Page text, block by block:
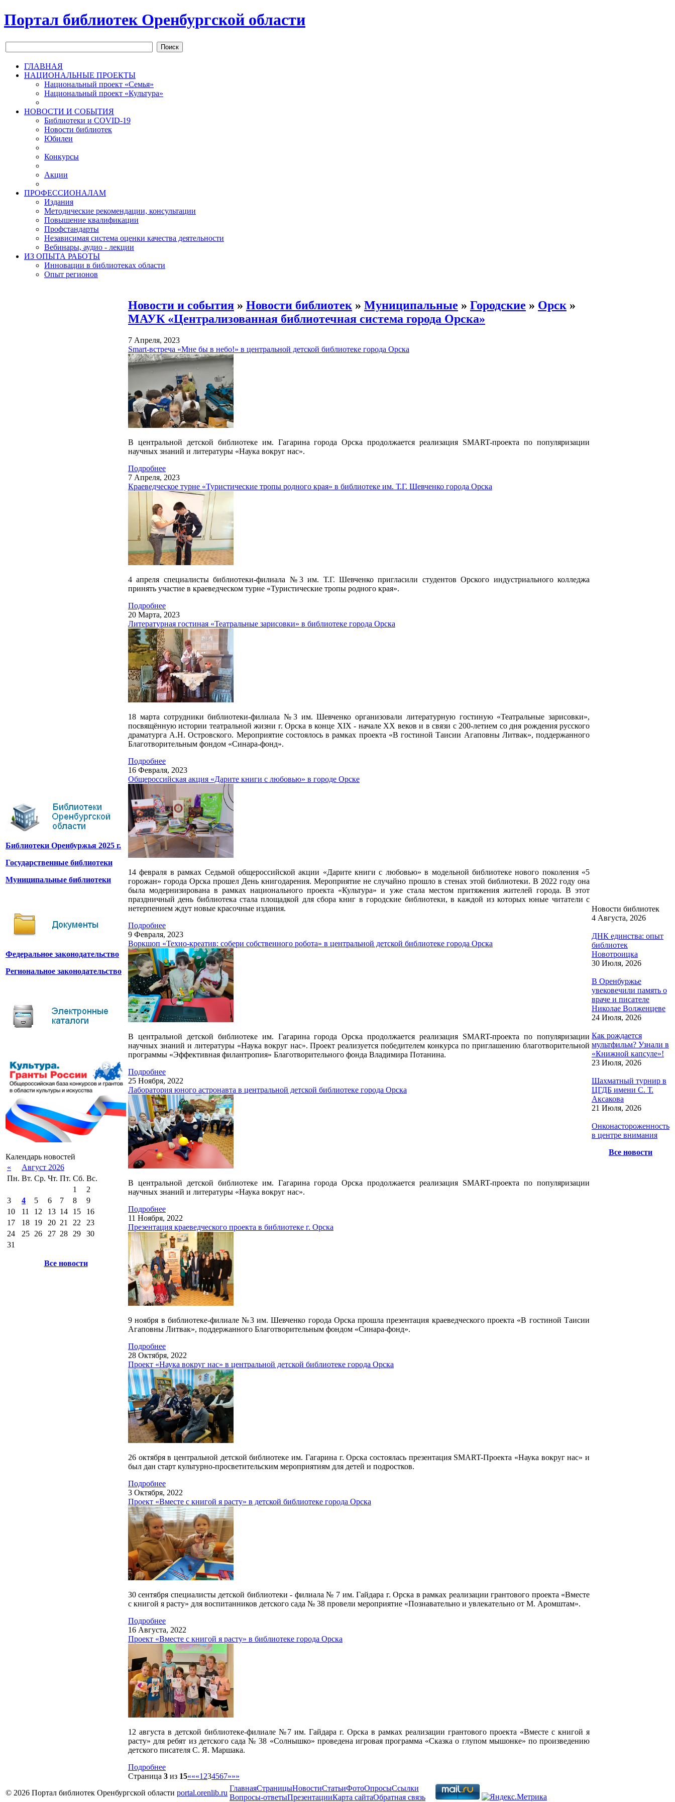
Портал библиотек Оренбургской области
Поиск
ГЛАВНАЯ
НАЦИОНАЛЬНЫЕ ПРОЕКТЫ
Национальный проект «Семья»
Национальный проект «Культура»
НОВОСТИ И СОБЫТИЯ
Библиотеки и COVID-19
Новости библиотек
Юбилеи
Конкурсы
Акции
ПРОФЕССИОНАЛАМ
Издания
Методические рекомендации, консультации
Повышение квалификации
Профстандарты
Независимая система оценки качества деятельности
Вебинары, аудио - лекции
ИЗ ОПЫТА РАБОТЫ
Инновации в библиотеках области
Опыт регионов
Библиотеки Оренбуржья 2025 г.
Государственные библиотеки
Муниципальные библиотеки
Федеральное законодательство
Региональное законодательство
Календарь новостей
«
Август 2026
Пн. Вт. Ср. Чт. Пт. Сб. Вс.
1
2
3
4 5 6 7 8
9
10
11 12 13 14 15
16
17
18 19 20 21 22
23
24
25 26 27 28 29
30
31
Все новости
Новости и события » Новости библиотек » Муниципальные » Городские » Орск »
МАУК «Централизованная библиотечная система города Орска»
7 Апреля, 2023
Smart-встреча «Мне бы в небо!» в центральной детской библиотеке города Орска
В центральной детской библиотеке им. Гагарина города Орска продолжается реализация SMART-проекта по популяризации
научных знаний и литературы «Наука вокруг нас».
Подробнее
7 Апреля, 2023
Краеведческое турне «Туристические тропы родного края» в библиотеке им. Т.Г. Шевченко города Орска
4 апреля специалисты библиотеки-филиала №3 им. Т.Г. Шевченко пригласили студентов Орского индустриального колледжа
принять участие в краеведческом турне «Туристические тропы родного края».
Подробнее
20 Марта, 2023
Литературная гостиная «Театральные зарисовки» в библиотеке города Орска
18 марта сотрудники библиотеки-филиала №3 им. Шевченко организовали литературную гостиную «Театральные зарисовки»,
посвящённую истории театральной жизни г. Орска в конце XIX - начале XX веков и в связи с 200-летием со дня рождения русского
драматурга А.Н. Островского. Мероприятие состоялось в рамках проекта «В гостиной Таисии Агаповны Литвак», поддержанного
Благотворительным фондом «Синара-фонд».
Подробнее
16 Февраля, 2023
Общероссийская акция «Дарите книги с любовью» в городе Орске
14 февраля в рамках Седьмой общероссийской акции «Дарите книги с любовью» в модельной библиотеке нового поколения «5
горожан» города Орска прошел День книгодарения. Мероприятие не случайно прошло в стенах этой библиотеки. В 2022 году она
была модернизирована в рамках национального проекта «Культура» и уже стала местом притяжения жителей города. В этот
праздничный день библиотека стала площадкой для сбора книг в городские библиотеки, в каждой из которых юные читатели с
нетерпением ждут новые красочные издания.
Подробнее
9 Февраля, 2023
Воркшоп «Техно-креатив: собери собственного робота» в центральной детской библиотеке города Орска
В центральной детской библиотеке им. Гагарина города Орска продолжается реализация SMART-проекта по популяризации
научных знаний и литературы «Наука вокруг нас». Проект реализуется победителем конкурса по приглашению благотворительной
программы «Эффективная филантропия» Благотворительного фонда Владимира Потанина.
Подробнее
25 Ноября, 2022
Лаборатория юного астронавта в центральной детской библиотеке города Орска
В центральной детской библиотеке им. Гагарина города Орска продолжается реализация SMART-проекта по популяризации
научных знаний и литературы «Наука вокруг нас».
Подробнее
11 Ноября, 2022
Презентация краеведческого проекта в библиотеке г. Орска
9 ноября в библиотеке-филиале №3 им. Шевченко города Орска прошла презентация краеведческого проекта «В гостиной Таисии
Агаповны Литвак», поддержанного Благотворительным фондом «Синара-фонд».
Подробнее
28 Октября, 2022
Проект «Наука вокруг нас» в центральной детской библиотеке города Орска
26 октября в центральной детской библиотеке им. Гагарина г. Орска состоялась презентация SMART-Проекта «Наука вокруг нас» и
был дан старт культурно-просветительским мероприятиям для детей и подростков.
Подробнее
3 Октября, 2022
Проект «Вместе с книгой я расту» в детской библиотеке города Орска
30 сентября специалисты детской библиотеки - филиала № 7 им. Гайдара г. Орска в рамках реализации грантового проекта «Вместе
с книгой я расту» для воспитанников детского сада № 38 провели мероприятие «Познавательно и увлекательно от М. Аромштам».
Подробнее
16 Августа, 2022
Проект «Вместе с книгой я расту» в библиотеке города Орска
12 августа в детской библиотеке-филиале №7 им. Гайдара г. Орска в рамках реализации грантового проекта «Вместе с книгой я
расту» для ребят из детского сада № 38 «Солнышко» проведена игровая программа «Сказка о глупом мышонке» по произведению
детского писателя С. Я. Маршака.
Подробнее
Страница 3 из 15«««1 234567»»»
Новости библиотек
4 Августа, 2026
ДНК единства: опыт
библиотек
Новотроицка
30 Июля, 2026
В Оренбуржье
увековечили память о
враче и писателе
Николае Волженцеве
24 Июля, 2026
Как рождается
мультфильм? Узнали в
«Книжной капсуле»!
23 Июля, 2026
Шахматный турнир в
ЦГДБ имени С. Т.
Аксакова
21 Июля, 2026
Онконастороженность
в центре внимания
Все новости
© 2026 Портал библиотек Оренбургской области portal.orenlib.ru
ГлавнаяСтраницыНовостиСтатьиФотоОпросыСсылки
Вопросы-ответыПрезентацииКарта сайтаОбратная связь